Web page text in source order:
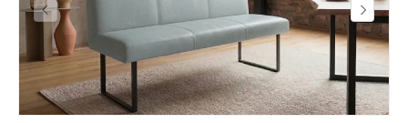
Vorherige Nächste